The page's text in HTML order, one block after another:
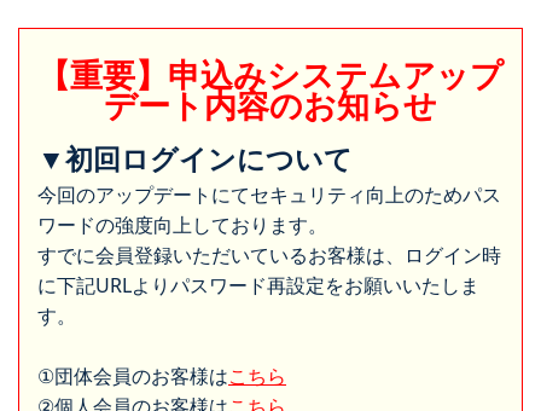
【重要】申込みシステムアップ
デート内容のお知らせ
▼初回ログインについて
今回のアップデートにてセキュリティ向上のためパス
ワードの強度向上しております。
すでに会員登録いただいているお客様は、ログイン時
に下記URLよりパスワード再設定をお願いいたしま
す。
①団体会員のお客様はこちら